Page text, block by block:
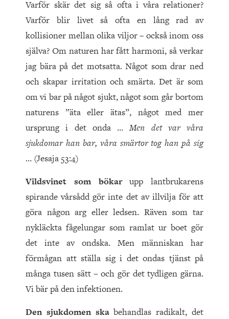
Varför skär det sig så ofta i våra relationer?
Varför blir livet så ofta en lång rad av
kollisioner mellan olika viljor – också inom oss
själva? Om naturen har fått harmoni, så verkar
jag bära på det motsatta. Något som drar ned
och skapar irritation och smärta. Det är som
om vi bar på något sjukt, något som går bortom
naturens ”äta eller ätas”, något med mer
ursprung i det onda …Men det var våra
sjukdomar han bar, våra smärtor tog han på sig
… (Jesaja 53:4)
Vildsvinet som bökarupp lantbrukarens
spirande vårsådd gör inte det av illvilja för att
göra någon arg eller ledsen. Räven som tar
nykläckta fågelungar som ramlat ur boet gör
det inte av ondska. Men människan har
förmågan att ställa sig i det ondas tjänst på
många tusen sätt – och gör det tydligen gärna.
Vi bär på den infektionen.
Den sjukdomen skabehandlas radikalt, det